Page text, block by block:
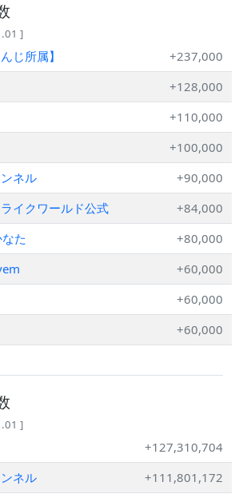
]
じ所属】
+237,000
+128,000
+110,000
+100,000
ネル
+90,000
イクワールド公式
+84,000
た
+80,000
+60,000
+60,000
+60,000
]
+127,310,704
ネル
+111,801,172